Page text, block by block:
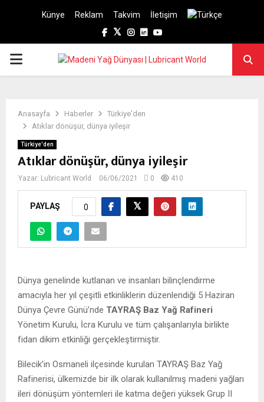
Künye Reklam Takvim
İletişim
Facebook
TwitterInstagram
LinkedinYoutube
PRIMARY
Anasayfa Haberler
Türkiye'den
Atıklar dönüşür, dünya iyileşir
Türkiye'den
Atıklar dönüşür, dünya iyileşir
Yazar: Lubricant World 06/06/2021 0 410
PAYLAŞ 0
Dünya genelinde kutlanan ve insanları bilinçlendirme
amacıyla her yıl çeşitli etkinliklerin düzenlendiği 5 Haziran
Dünya Çevre Günü’nde TAYRAŞ Baz Yağ Rafineri
Yönetim Kurulu, İcra Kurulu ve tüm çalışanlarıyla birlikte
fidan dikim etkinliği gerçekleştirmiştir.
Bilecik’in Osmaneli ilçesinde kurulan TAYRAŞ Baz Yağ
Rafinerisi, ülkemizde bir ilk olarak kullanılmış madeni yağları
ileri dönüşüm yöntemleri ile katma değeri yüksek Grup II